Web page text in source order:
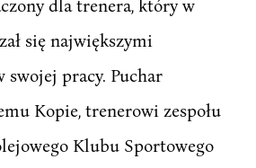
dla trenera, który w
się największymi
swojej pracy. Puchar
Kopie, trenerowi zespołu
Klubu Sportowego